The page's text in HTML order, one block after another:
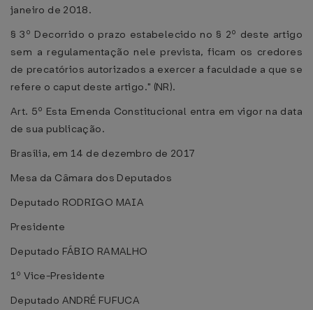
janeiro de 2018.
§ 3º Decorrido o prazo estabelecido no § 2º deste artigo
sem a regulamentação nele prevista, ficam os credores
de precatórios autorizados a exercer a faculdade a que se
refere o caput deste artigo." (NR).
Art. 5º Esta Emenda Constitucional entra em vigor na data
de sua publicação.
Brasília, em 14 de dezembro de 2017
Mesa da Câmara dos Deputados
Deputado RODRIGO MAIA
Presidente
Deputado FÁBIO RAMALHO
1º Vice-Presidente
Deputado ANDRÉ FUFUCA